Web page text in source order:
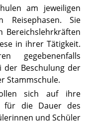
am jeweiligen
Reisephasen. Sie
in ihrer Tätigkeit.
gegebenenfalls
der Beschulung der
Stammschule.
sich auf ihre
für die Dauer des
und Schüler